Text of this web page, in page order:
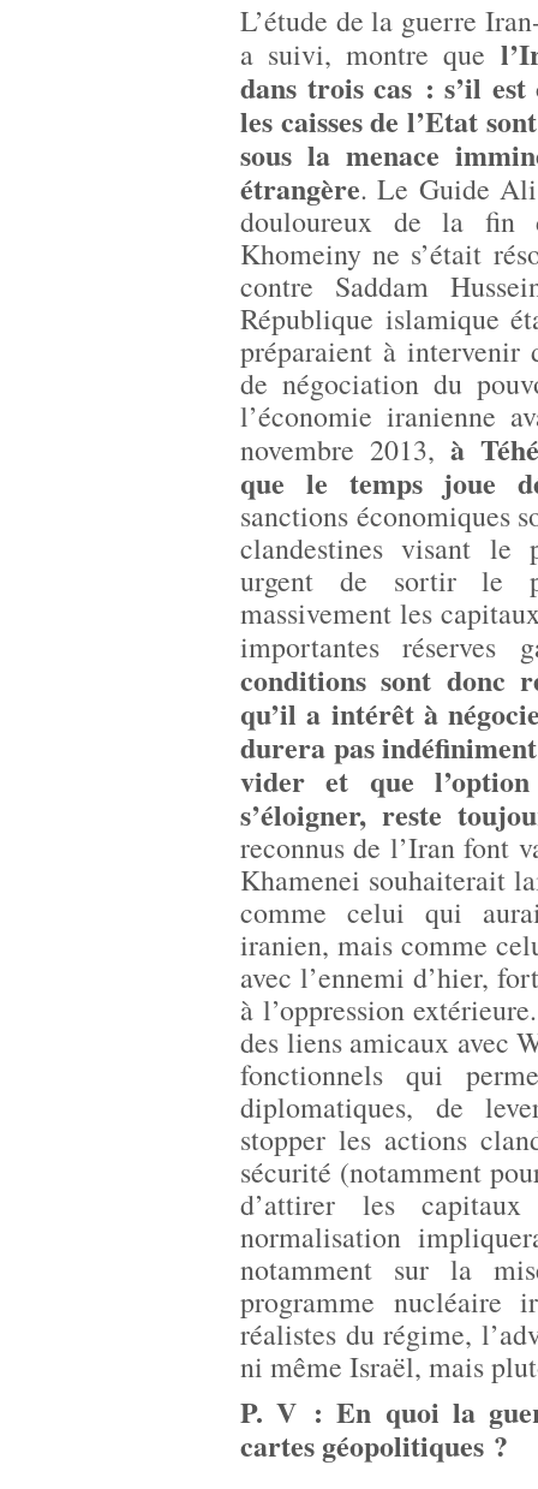
L’étude de la guerre
a suivi, montre que
dans trois cas : s’il est
les caisses de l’Etat
sous la menace
étrangère. Le Guide Ali
douloureux de la fin
Khomeiny ne s’était
contre Saddam
République islamique
préparaient à
de négociation du
l’économie iranienne
novembre 2013, à
que le temps joue
sanctions économiques
clandestines visant le
urgent de sortir le
massivement les
importantes réserves
conditions sont donc
qu’il a intérêt à
durera pas
vider et que
s’éloigner, reste
reconnus de l’Iran font
Khamenei souhaiterait
comme celui qui
iranien, mais comme
avec l’ennemi d’hier,
à l’oppression
des liens amicaux avec
fonctionnels qui
diplomatiques, de
stopper les actions
sécurité (notamment
d’attirer les
normalisation
notamment sur la
programme nucléaire
réalistes du régime,
ni même Israël, mais
P. V : En quoi la
cartes géopolitiques ?